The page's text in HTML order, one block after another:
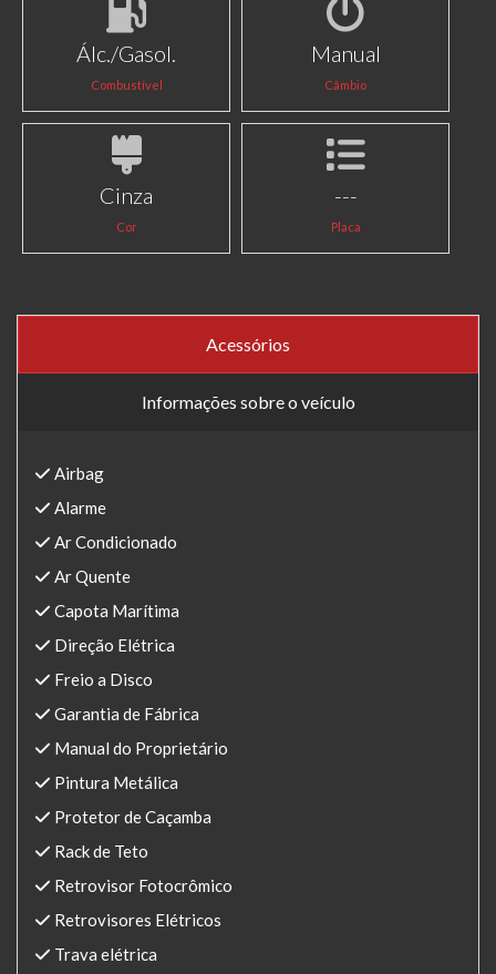
Álc./Gasol.
Combustível
Manual
Câmbio
Cinza
Cor
---
Placa
Acessórios
Informações sobre o veículo
Airbag
Alarme
Ar Condicionado
Ar Quente
Capota Marítima
Direção Elétrica
Freio a Disco
Garantia de Fábrica
Manual do Proprietário
Pintura Metálica
Protetor de Caçamba
Rack de Teto
Retrovisor Fotocrômico
Retrovisores Elétricos
Trava elétrica